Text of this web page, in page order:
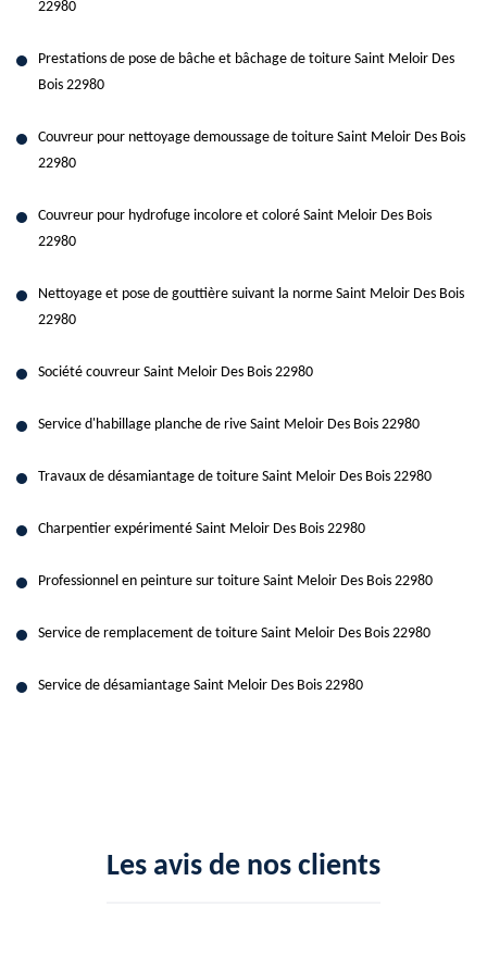
22980
Prestations de pose de bâche et bâchage de toiture Saint Meloir Des
Bois 22980
Couvreur pour nettoyage demoussage de toiture Saint Meloir Des Bois
22980
Couvreur pour hydrofuge incolore et coloré Saint Meloir Des Bois
22980
Nettoyage et pose de gouttière suivant la norme Saint Meloir Des Bois
22980
Société couvreur Saint Meloir Des Bois 22980
Service d'habillage planche de rive Saint Meloir Des Bois 22980
Travaux de désamiantage de toiture Saint Meloir Des Bois 22980
Charpentier expérimenté Saint Meloir Des Bois 22980
Professionnel en peinture sur toiture Saint Meloir Des Bois 22980
Service de remplacement de toiture Saint Meloir Des Bois 22980
Service de désamiantage Saint Meloir Des Bois 22980
Les avis de nos clients